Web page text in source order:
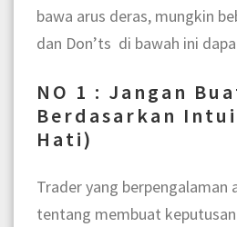
bawa arus deras, mungkin
dan Don’ts di bawah ini
NO 1 : Jangan
Berdasarkan
Hati)
Trader yang berpengalaman
tentang membuat